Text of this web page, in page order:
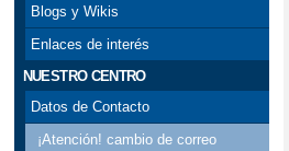
Blogs y Wikis
Enlaces de interés
NUESTRO CENTRO
Datos de Contacto
¡Atención! cambio de correo